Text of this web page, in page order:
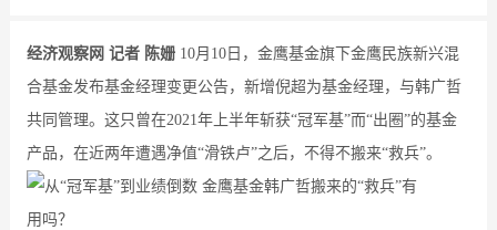
经济观察网 记者 陈姗 10月10日，金鹰基金旗下金鹰民族新兴混
合基金发布基金经理变更公告，新增倪超为基金经理，与韩广哲
共同管理。这只曾在2021年上半年斩获“冠军基”而“出圈”的基金
产品，在近两年遭遇净值“滑铁卢”之后，不得不搬来“救兵”。